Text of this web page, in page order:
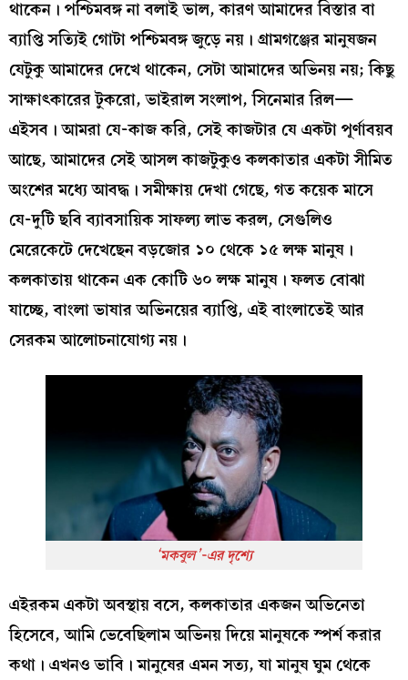
থাকেন। পশ্চিমবঙ্গ না বলাই ভাল, কারণ আমাদের বিস্তার বা
ব্যাপ্তি সত্যিই গোটা পশ্চিমবঙ্গ জুড়ে নয়। গ্রামগঞ্জের মানুষজন
যেটুকু আমাদের দেখে থাকেন, সেটা আমাদের অভিনয় নয়; কিছু
সাক্ষাৎকারের টুকরো, ভাইরাল সংলাপ, সিনেমার রিল—
এইসব। আমরা যে-কাজ করি, সেই কাজটার যে একটা পূর্ণাবয়ব
আছে, আমাদের সেই আসল কাজটুকুও কলকাতার একটা সীমিত
অংশের মধ্যে আবদ্ধ। সমীক্ষায় দেখা গেছে, গত কয়েক মাসে
যে-দুটি ছবি ব্যাবসায়িক সাফল্য লাভ করল, সেগুলিও
মেরেকেটে দেখেছেন বড়জোর ১০ থেকে ১৫ লক্ষ মানুষ।
কলকাতায় থাকেন এক কোটি ৬০ লক্ষ মানুষ। ফলত বোঝা
যাচ্ছে, বাংলা ভাষার অভিনয়ের ব্যাপ্তি, এই বাংলাতেই আর
সেরকম আলোচনাযোগ্য নয়।
‘মকবুল’-এর দৃশ্যে
এইরকম একটা অবস্থায় বসে, কলকাতার একজন অভিনেতা
হিসেবে, আমি ভেবেছিলাম অভিনয় দিয়ে মানুষকে স্পর্শ করার
কথা। এখনও ভাবি। মানুষের এমন সত্য, যা মানুষ ঘুম থেকে